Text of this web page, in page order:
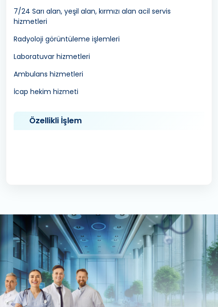
7/24 Sarı alan, yeşil alan, kırmızı alan acil servis
hizmetleri
Radyoloji görüntüleme işlemleri
Laboratuvar hizmetleri
Ambulans hizmetleri
İcap hekim hizmeti
Özellikli İşlem